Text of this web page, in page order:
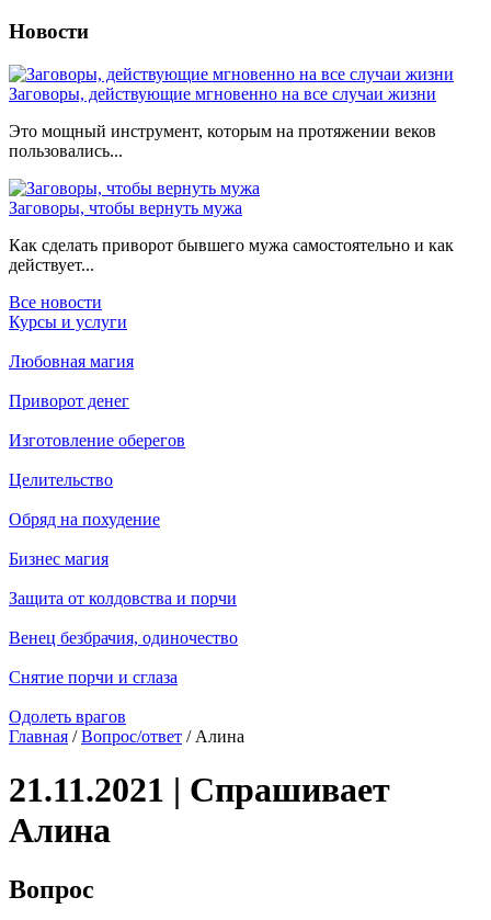
Новости
Заговоры, действующие мгновенно на все случаи жизни
Это мощный инструмент, которым на протяжении веков
пользовались...
Заговоры, чтобы вернуть мужа
Как сделать приворот бывшего мужа самостоятельно и как
действует...
Все новости
Курсы и услуги
Любовная магия
Приворот денег
Изготовление оберегов
Целительство
Обряд на похудение
Бизнес магия
Защита от колдовства и порчи
Венец безбрачия, одиночество
Снятие порчи и сглаза
Одолеть врагов
Главная /Вопрос/ответ / Алина
21.11.2021 | Спрашивает
Алина
Вопрос